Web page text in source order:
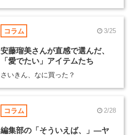
コラム 3/25
安藤瑠美さんが直感で選んだ、
「愛でたい」アイテムたち
さいきん、なに買った？
コラム 2/28
編集部の「そういえば、」―ヤ